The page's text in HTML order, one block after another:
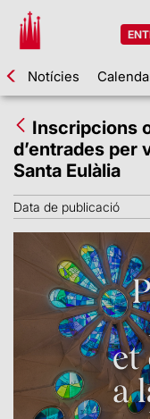
Notícies
Inscripcions
d’entrades per
Santa Eulàlia
Data de publicació